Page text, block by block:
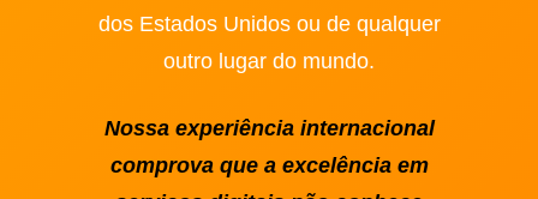
dos Estados Unidos ou de qualquer
outro lugar do mundo.
Nossa experiência internacional
comprova que a excelência em